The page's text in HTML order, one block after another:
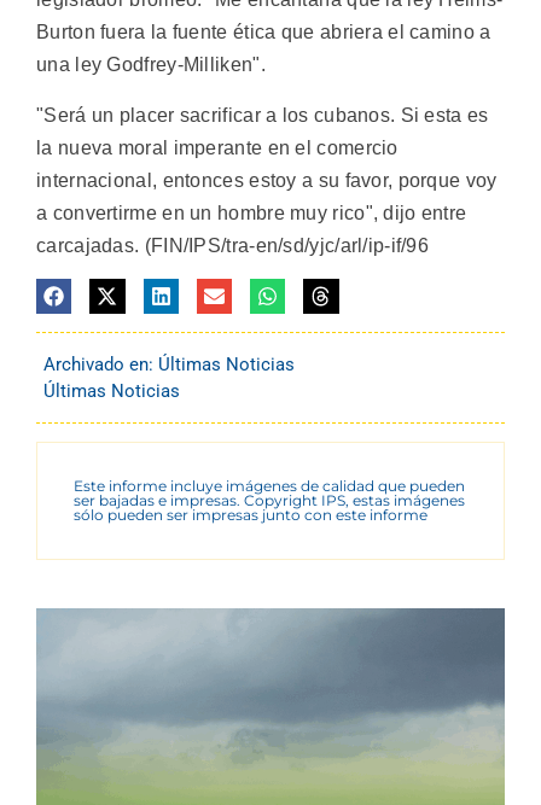
Burton fuera la fuente ética que abriera el camino a
una ley Godfrey-Milliken".
"Será un placer sacrificar a los cubanos. Si esta es
la nueva moral imperante en el comercio
internacional, entonces estoy a su favor, porque voy
a convertirme en un hombre muy rico", dijo entre
carcajadas. (FIN/IPS/tra-en/sd/yjc/arl/ip-if/96
Archivado en: Últimas Noticias
Últimas Noticias
Este informe incluye imágenes de calidad que pueden
ser bajadas e impresas. Copyright IPS, estas imágenes
sólo pueden ser impresas junto con este informe